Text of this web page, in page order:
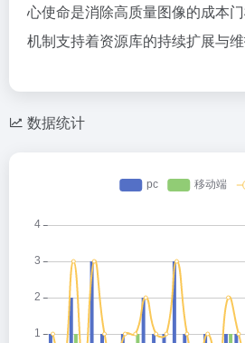
心使命是消除高质量图像的成本
机制支持着资源库的持续扩展与维
数据统计